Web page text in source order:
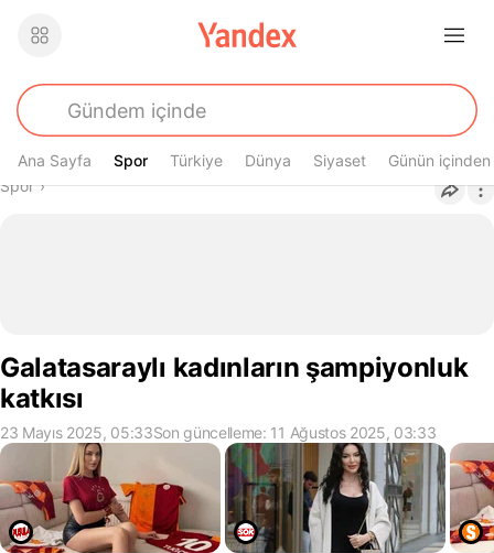
Ana Sayfa Spor
Spor Türkiye Dünya Siyaset Günün içinden
Buradasın
Spor›
Galatasaraylı kadınların şampiyonluk
katkısı
23 Mayıs 2025, 05:33Son güncelleme: 11 Ağustos 2025, 03:33